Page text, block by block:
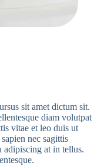
sit amet dictum sit.
diam volutpat
vitae et leo duis ut
nec sagittis
adipiscing at in tellus.